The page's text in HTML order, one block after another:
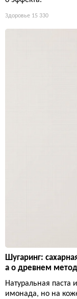
Здоровье 15 330
Шугаринг:
а о древнем
Натуральная паста
имонада, но на